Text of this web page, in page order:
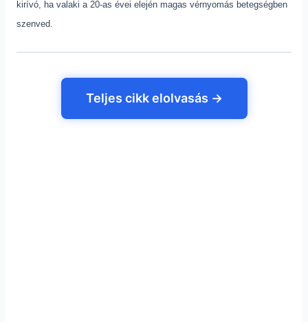
kirívó, ha valaki a 20-as évei elején magas vérnyomás betegségben
szenved.
Teljes cikk elolvasás →